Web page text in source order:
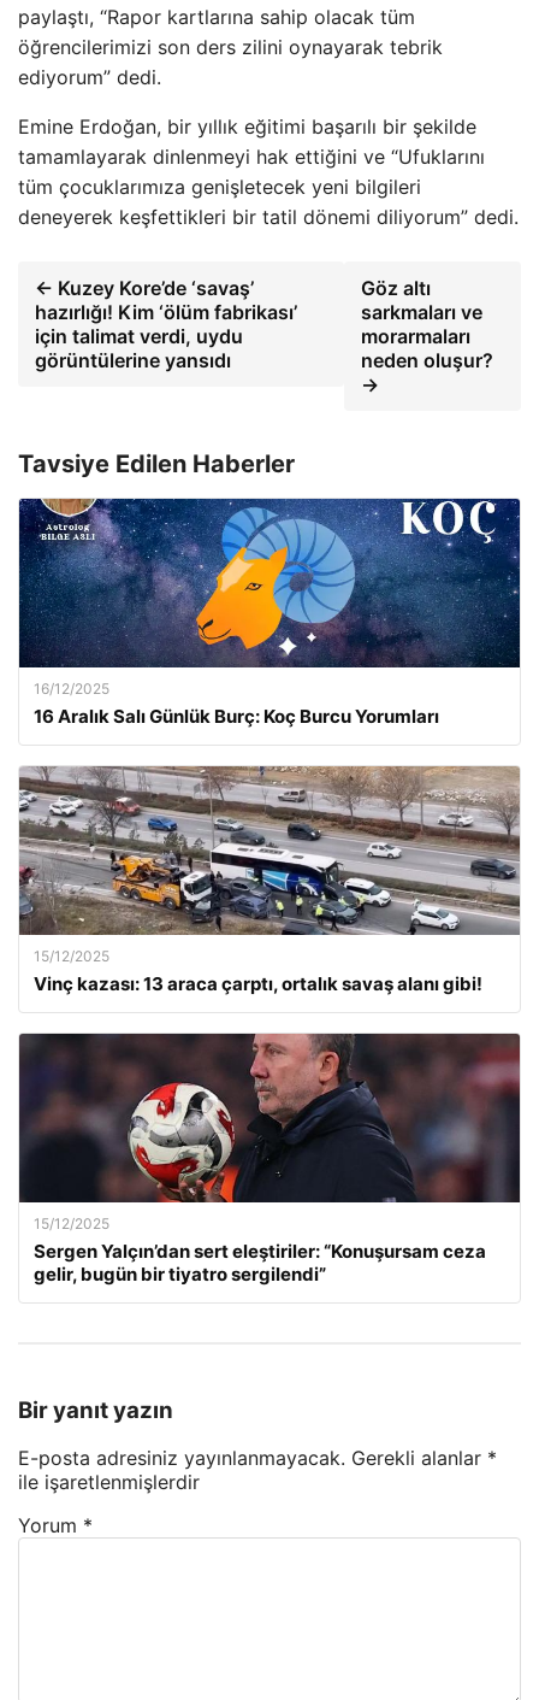
paylaştı, “Rapor kartlarına sahip olacak tüm
öğrencilerimizi son ders zilini oynayarak tebrik
ediyorum” dedi.
Emine Erdoğan, bir yıllık eğitimi başarılı bir şekilde
tamamlayarak dinlenmeyi hak ettiğini ve “Ufuklarını
tüm çocuklarımıza genişletecek yeni bilgileri
deneyerek keşfettikleri bir tatil dönemi diliyorum” dedi.
← Kuzey Kore’de ‘savaş’
hazırlığı! Kim ‘ölüm fabrikası’
için talimat verdi, uydu
görüntülerine yansıdı
Göz altı
sarkmaları ve
morarmaları
neden oluşur?
→
Tavsiye Edilen Haberler
16/12/2025
16 Aralık Salı Günlük Burç: Koç Burcu Yorumları
15/12/2025
Vinç kazası: 13 araca çarptı, ortalık savaş alanı gibi!
15/12/2025
Sergen Yalçın’dan sert eleştiriler: “Konuşursam ceza
gelir, bugün bir tiyatro sergilendi”
Bir yanıt yazın
E-posta adresiniz yayınlanmayacak. Gerekli alanlar *
ile işaretlenmişlerdir
Yorum *